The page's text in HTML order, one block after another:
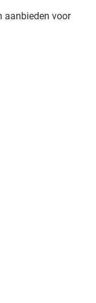
aanbieden voor